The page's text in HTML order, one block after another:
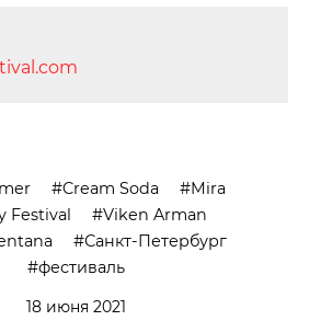
Cream Soda
Mira
Festival
Viken Arman
Санкт-Петербург
фестиваль
18 июня 2021